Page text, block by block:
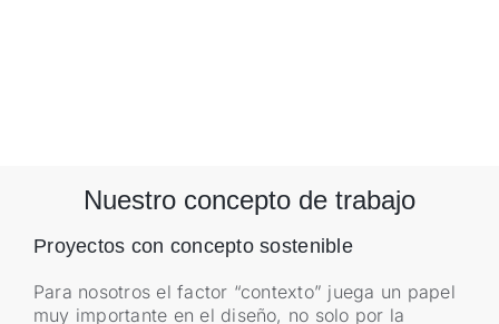
Nuestro concepto de trabajo
Proyectos con concepto sostenible
Para nosotros el factor “contexto” juega un papel
muy importante en el diseño, no solo por la